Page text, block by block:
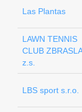
Las Plantas
LAWN TENNIS
CLUB
z.s.
LBS sport s.r.o.